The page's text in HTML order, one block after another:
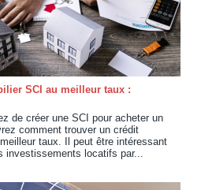
SCI au meilleur taux :
de créer une SCI pour acheter un
comment trouver un crédit
taux. Il peut être intéressant
investissements locatifs par...